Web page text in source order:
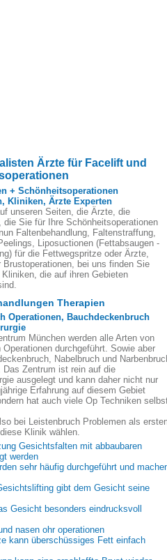
Ärzte für Facelift und
+ Schönheitsoperationen
Kliniken, Ärzte Experten
unseren Seiten, die Ärzte, die
die Sie für Ihre Schönheitsoperationen
Faltenbehandlung, Faltenstraffung,
Liposuctionen (Fettabsaugen -
für die Fettwegspritze oder Ärzte,
Brustoperationen, bei uns finden Sie
die auf ihren Gebieten
Therapien
Operationen, Bauchdeckenbruch
München werden alle Arten von
Operationen durchgeführt. Sowie aber
Nabelbruch und
Das Zentrum ist rein auf die
ausgelegt und kann daher nicht nur
Erfahrung auf diesem Gebiet
hat auch viele Op Techniken
bei Leistenbruch Problemen als
Klinik wählen.
Gesichtsfalten mit abbaubaren
werden
sehr häufig durchgeführt und
gibt dem Gesicht seine
Gesicht besonders eindrucksvoll
nasen ohr operationen
kann überschüssiges Fett einfach